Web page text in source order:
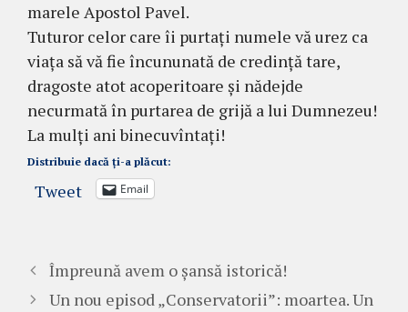
marele Apostol Pavel.
Tuturor celor care îi purtați numele vă urez ca
viața să vă fie încununată de credință tare,
dragoste atot acoperitoare și nădejde
necurmată în purtarea de grijă a lui Dumnezeu!
La mulți ani binecuvîntați!
Distribuie dacă ți-a plăcut:
Tweet Email
Împreună avem o șansă istorică!
Un nou episod „Conservatorii”: moartea. Un